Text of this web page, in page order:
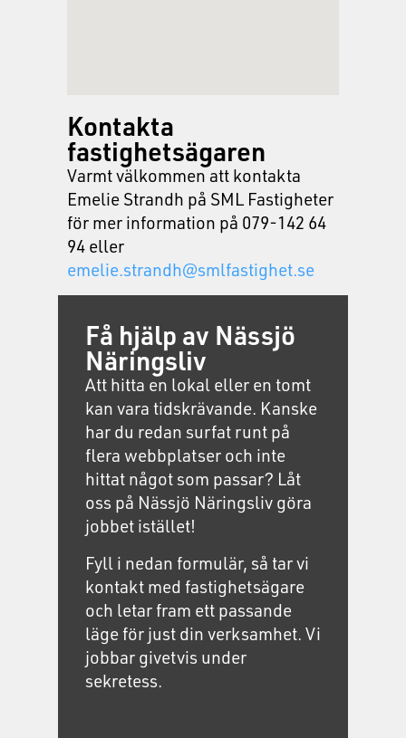
Kontakta
fastighetsägaren
Varmt välkommen att kontakta
Emelie Strandh på SML Fastigheter
för mer information på 079-142 64
94 eller
emelie.strandh@smlfastighet.se
Få hjälp av Nässjö
Näringsliv
Att hitta en lokal eller en tomt
kan vara tidskrävande. Kanske
har du redan surfat runt på
flera webbplatser och inte
hittat något som passar? Låt
oss på Nässjö Näringsliv göra
jobbet istället!
Fyll i nedan formulär, så tar vi
kontakt med fastighetsägare
och letar fram ett passande
läge för just din verksamhet. Vi
jobbar givetvis under
sekretess.